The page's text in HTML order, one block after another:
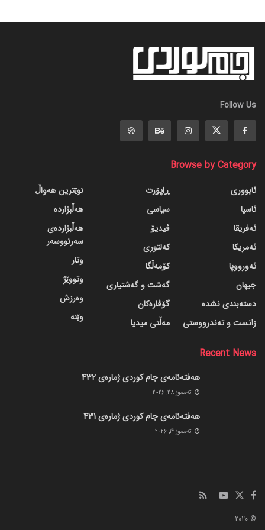
Follow Us
Browse by Category
ئابووری
ئاسیا
ئەفریقا
ئەمریکا
ئەورووپا
جیهان
دسته‌بندی نشده
زانست و تەندرووستی
ڕاپۆرت
سیاسی
ڤیدیۆ
کەلتوری
کۆمەڵگا
گه‌شت و گه‌شتیاری
گۆڤاره‌کان
مەڵتی میدیا
نوێترین هەواڵ
هەڵبژاردە
هەڵبژاردەی
سەرنووسەر
وتار
وتووێژ
وەرزش
وێنە
Recent News
هەفتەنامەی جام کوردی ژمارەی 432
ته‌مموز 28, 2026
هەفتەنامەی جام کوردی ژمارەی 431
ته‌مموز 14, 2026
© 2020